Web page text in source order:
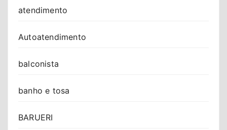
atendimento
Autoatendimento
balconista
banho e tosa
BARUERI